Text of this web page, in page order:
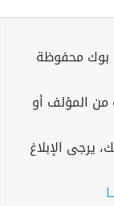
بوك محفوظة
المؤلف أو
يرجى الإبلاغ